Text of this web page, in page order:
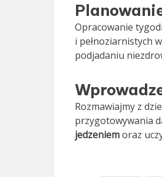
Opracowanie
i pełnoziarnistych
podjadaniu
Rozmawiajmy z
przygotowywania
jedzeniemoraz